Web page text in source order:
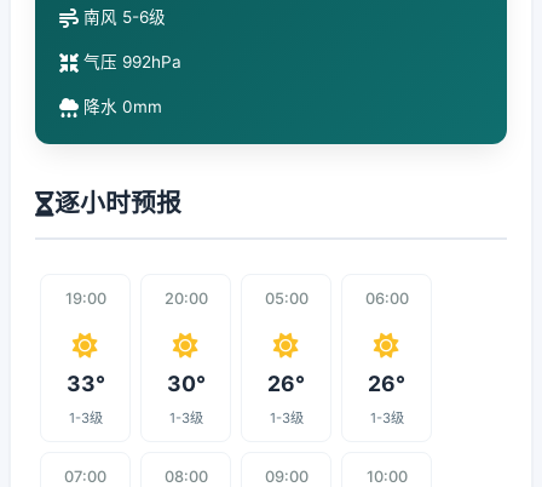
南风 5-6级
气压 992hPa
降水 0mm
逐小时预报
19:00
33°
1-3级
20:00
30°
1-3级
05:00
26°
1-3级
06:00
26°
1-3级
07:00 08:00 09:00 10:00